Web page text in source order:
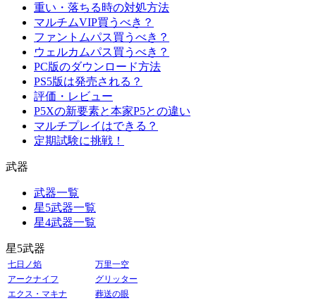
重い・落ちる時の対処方法
マルチムVIP買うべき？
ファントムパス買うべき？
ウェルカムパス買うべき？
PC版のダウンロード方法
PS5版は発売される？
評価・レビュー
P5Xの新要素と本家P5との違い
マルチプレイはできる？
定期試験に挑戦！
武器
武器一覧
星5武器一覧
星4武器一覧
星5武器
七日ノ焰
万里一空
アークナイフ
グリッター
エクス・マキナ
葬送の眼